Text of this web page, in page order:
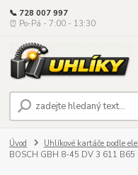
📞 728 007 997
⏰ Po-Pá - 7:00 - 13:30
Úvod Uhlíkové kartáče podle
BOSCH GBH 8-45 DV 3 611 B65